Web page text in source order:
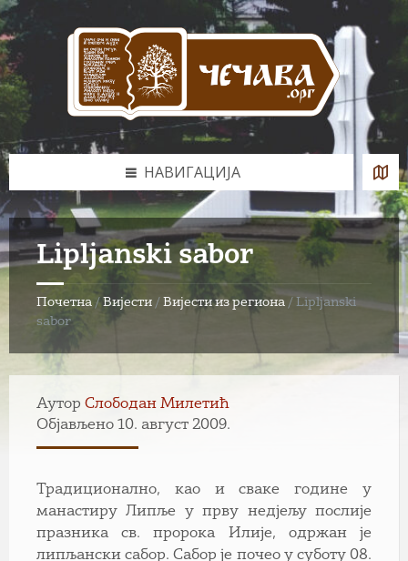
Skip
to
content
Skip
to
left
sidebar
Skip
to
footer
НАВИГАЦИЈА
Lipljanski sabor
Почетна /Вијести / Вијести из региона / Lipljanski
sabor
Аутор Слободан Милетић
Објављено 10. август 2009.
Традиционално, као и сваке године у
манастиру Липље у прву недјељу послије
празника св. пророка Илије, одржан је
липљански сабор. Сабор је почео у суботу 08.